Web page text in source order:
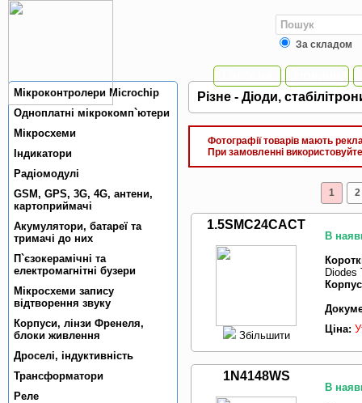
За складом
Мiкроконтролери Microchip
Одноплатнi мiкрокомп`ютери
Мiкросхеми
Індикатори
Радiомодулi
GSM, GPS, 3G, 4G, антени,
картоприймачi
Акумулятори, батареї та
тримачi до них
П`єзокерамiчнi та
електромагнiтнi бузери
Мікросхеми запису
відтворення звуку
Корпуси, лiнзи Френеля,
блоки живлення
Дроселi, iндуктивнiсть
Трансформатори
Реле
Рiзне - Дiоди,
Фотографії товарів мають
При замовленні
1 2
1.5SMC24CACT
Збільшити
В
Diodes
Ціна:
1N4148WS
В